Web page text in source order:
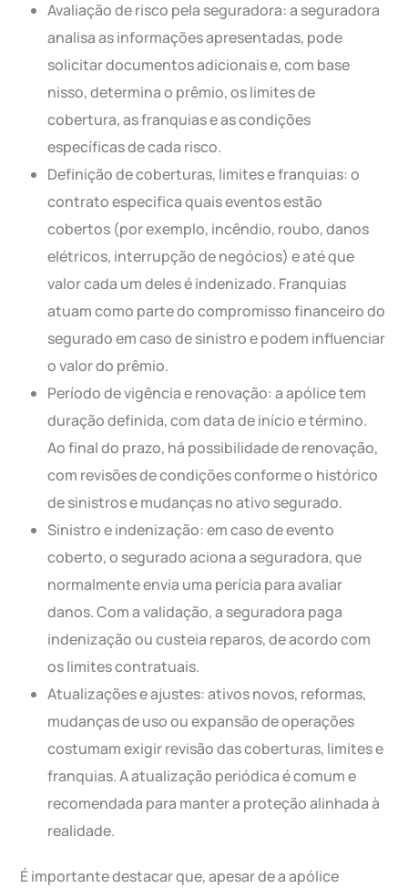
Avaliação de risco pela seguradora: a seguradora
analisa as informações apresentadas, pode
solicitar documentos adicionais e, com base
nisso, determina o prêmio, os limites de
cobertura, as franquias e as condições
específicas de cada risco.
Definição de coberturas, limites e franquias: o
contrato especifica quais eventos estão
cobertos (por exemplo, incêndio, roubo, danos
elétricos, interrupção de negócios) e até que
valor cada um deles é indenizado. Franquias
atuam como parte do compromisso financeiro do
segurado em caso de sinistro e podem influenciar
o valor do prêmio.
Período de vigência e renovação: a apólice tem
duração definida, com data de início e término.
Ao final do prazo, há possibilidade de renovação,
com revisões de condições conforme o histórico
de sinistros e mudanças no ativo segurado.
Sinistro e indenização: em caso de evento
coberto, o segurado aciona a seguradora, que
normalmente envia uma perícia para avaliar
danos. Com a validação, a seguradora paga
indenização ou custeia reparos, de acordo com
os limites contratuais.
Atualizações e ajustes: ativos novos, reformas,
mudanças de uso ou expansão de operações
costumam exigir revisão das coberturas, limites e
franquias. A atualização periódica é comum e
recomendada para manter a proteção alinhada à
realidade.
É importante destacar que, apesar de a apólice